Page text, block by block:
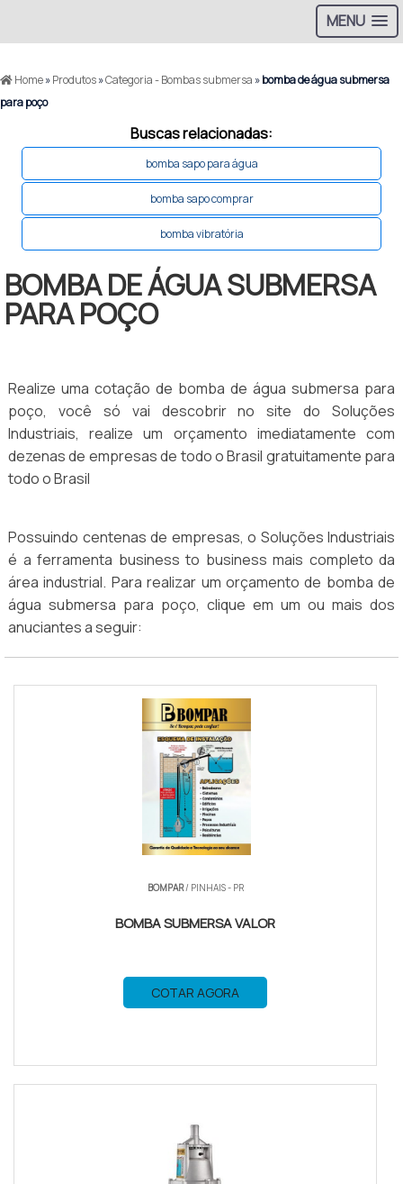
MENU
Home»Produtos»Categoria - Bombas submersa »bomba de água submersa
para poço
Buscas relacionadas:
bomba sapo para água
bomba sapo comprar
bomba vibratória
BOMBA DE ÁGUA SUBMERSA
PARA POÇO
Realize uma cotação de bomba de água submersa para
poço, você só vai descobrir no site do Soluções
Industriais, realize um orçamento imediatamente com
dezenas de empresas de todo o Brasil gratuitamente para
todo o Brasil
Possuindo centenas de empresas, o Soluções Industriais
é a ferramenta business to business mais completo da
área industrial. Para realizar um orçamento de bomba de
água submersa para poço, clique em um ou mais dos
anuciantes a seguir:
BOMPAR/ PINHAIS - PR
BOMBA SUBMERSA VALOR
COTAR AGORA